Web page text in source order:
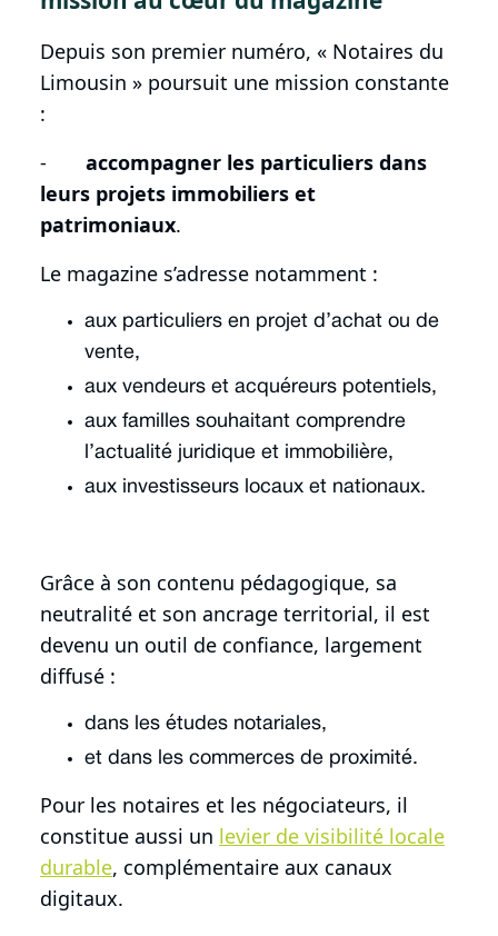
Depuis son premier numéro, « Notaires du
Limousin » poursuit une mission constante
:
- accompagner les particuliers dans
leurs projets immobiliers et
patrimoniaux.
Le magazine s’adresse notamment :
aux particuliers en projet d’achat ou de
vente,
aux vendeurs et acquéreurs potentiels,
aux familles souhaitant comprendre
l’actualité juridique et immobilière,
aux investisseurs locaux et nationaux.
Grâce à son contenu pédagogique, sa
neutralité et son ancrage territorial, il est
devenu un outil de confiance, largement
diffusé :
dans les études notariales,
et dans les commerces de proximité.
Pour les notaires et les négociateurs, il
constitue aussi un levier de visibilité locale
durable, complémentaire aux canaux
digitaux.